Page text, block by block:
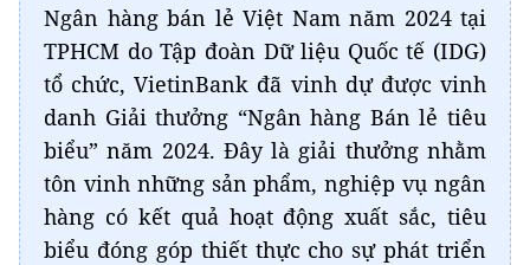
Ngân hàng bán lẻ Việt Nam năm 2024 tại
TPHCM do Tập đoàn Dữ liệu Quốc tế (IDG)
tổ chức, VietinBank đã vinh dự được vinh
danh Giải thưởng “Ngân hàng Bán lẻ tiêu
biểu” năm 2024. Đây là giải thưởng nhằm
tôn vinh những sản phẩm, nghiệp vụ ngân
hàng có kết quả hoạt động xuất sắc, tiêu
biểu đóng góp thiết thực cho sự phát triển